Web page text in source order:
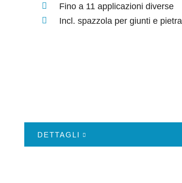
Fino a 11 applicazioni diverse
Incl. spazzola per giunti e pietra
DETTAGLI